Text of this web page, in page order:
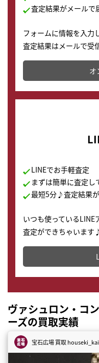
査定結果がメールで
フォームに情報を入力
査定結果はメールで受
かります。
オ
LINEでお手軽査定
まずは簡単に査定し
最短5分♪査定結果
いつも使っている
査定ができちゃいます
どこからでもすぐに査
ヴァシュロン・コ
ーズの買取実績
宝石広場 買取